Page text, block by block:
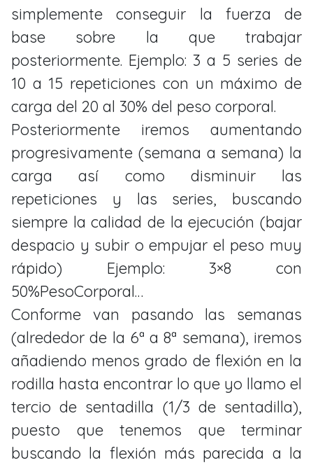
simplemente conseguir la fuerza de
base sobre la que trabajar
posteriormente. Ejemplo: 3 a 5 series de
10 a 15 repeticiones con un máximo de
carga del 20 al 30% del peso corporal.
Posteriormente iremos aumentando
progresivamente (semana a semana) la
carga así como disminuir las
repeticiones y las series, buscando
siempre la calidad de la ejecución (bajar
despacio y subir o empujar el peso muy
rápido) Ejemplo: 3×8 con
50%PesoCorporal…
Conforme van pasando las semanas
(alrededor de la 6ª a 8ª semana), iremos
añadiendo menos grado de flexión en la
rodilla hasta encontrar lo que yo llamo el
tercio de sentadilla (1/3 de sentadilla),
puesto que tenemos que terminar
buscando la flexión más parecida a la